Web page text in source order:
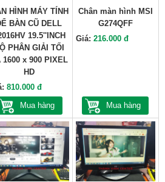
HÌNH MÁY TÍNH
BÀN CŨ DELL
19.5''INCH
PHÂN GIẢI TỐI
1600 x 900 PIXEL
HD
810.000 đ
Mua hàng
Chân màn hình MSI
G274QFF
Giá: 216.000 đ
Mua hàng